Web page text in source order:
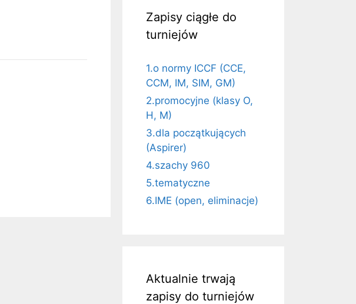
Zapisy ciągłe do
turniejów
1.o normy ICCF (CCE,
CCM, IM, SIM, GM)
2.promocyjne (klasy O,
H, M)
3.dla początkujących
(Aspirer)
4.szachy 960
5.tematyczne
6.IME (open, eliminacje)
Aktualnie trwają
zapisy do turniejów